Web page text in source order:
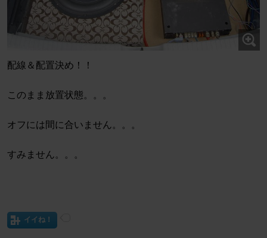
配線＆配置決め！！
このまま放置状態。。。
オフには間に合いません。。。
すみません。。。
イイね！